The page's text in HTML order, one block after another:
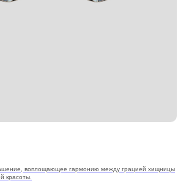
воплощающее гармонию между грацией хищницы
красоты.